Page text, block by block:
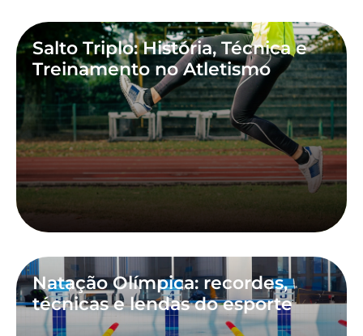
Salto Triplo: História, Técnica e
Treinamento no Atletismo
Natação Olímpica: recordes,
técnicas e lendas do esporte